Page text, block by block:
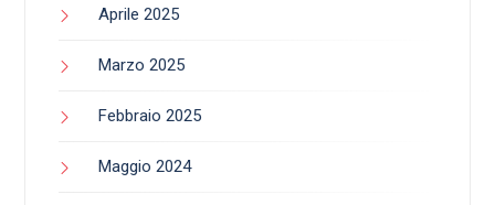
Aprile 2025
Marzo 2025
Febbraio 2025
Maggio 2024